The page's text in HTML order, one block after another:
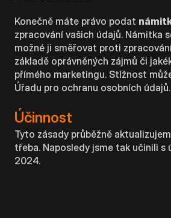
Konečně máte právo podat
zpracování vašich údajů. Námitka
možné ji směřovat proti
základě oprávněných zájmů či
přímého marketingu. Stížnost
Úřadu pro ochranu osobních údajů.
Účinnost
Tyto zásady průběžně
třeba. Naposledy jsme tak učinili s
2024.